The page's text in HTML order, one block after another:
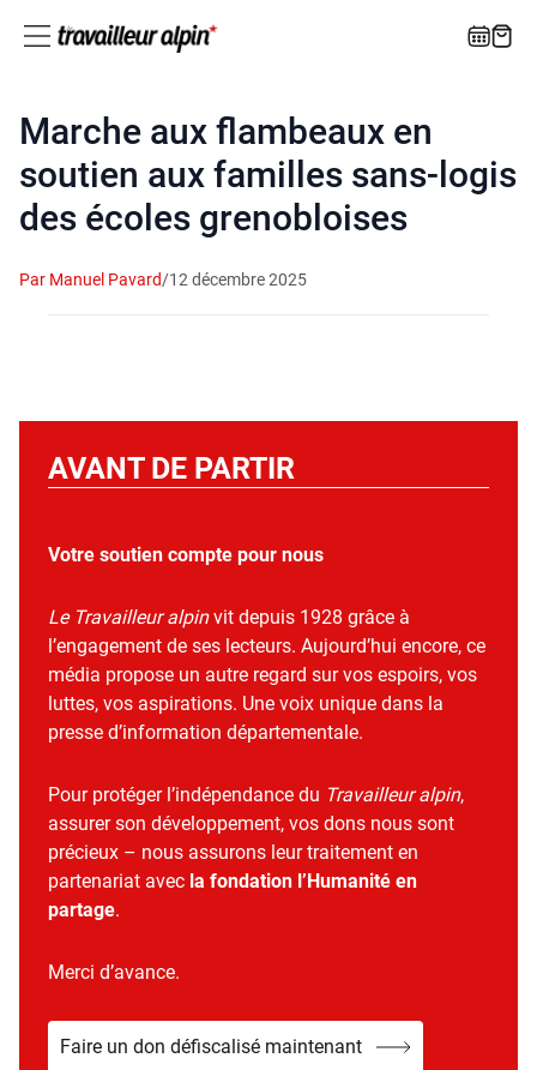
Marche aux flambeaux en
soutien aux familles sans-logis
des écoles grenobloises
Par Manuel Pavard/12 décembre 2025
AVANT DE PARTIR
Votre soutien compte pour nous
Le Travailleur alpinvit depuis 1928 grâce à
l’engagement de ses lecteurs. Aujourd’hui encore, ce
média propose un autre regard sur vos espoirs, vos
luttes, vos aspirations. Une voix unique dans la
presse d’information départementale.
Pour protéger l’indépendance du Travailleur alpin,
assurer son développement, vos dons nous sont
précieux – nous assurons leur traitement en
partenariat avec la fondation l’Humanité en
partage.
Merci d’avance.
Faire un don défiscalisé maintenant